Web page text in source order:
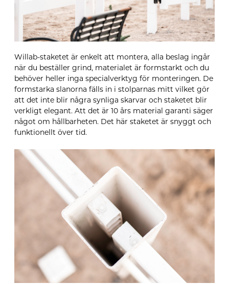
Willab-staketet är enkelt att montera, alla beslag ingår
när du beställer grind, materialet är formstarkt och du
behöver heller inga specialverktyg för monteringen. De
formstarka slanorna fälls in i stolparnas mitt vilket gör
att det inte blir några synliga skarvar och staketet blir
verkligt elegant. Att det är 10 års material garanti säger
något om hållbarheten. Det här staketet är snyggt och
funktionellt över tid.